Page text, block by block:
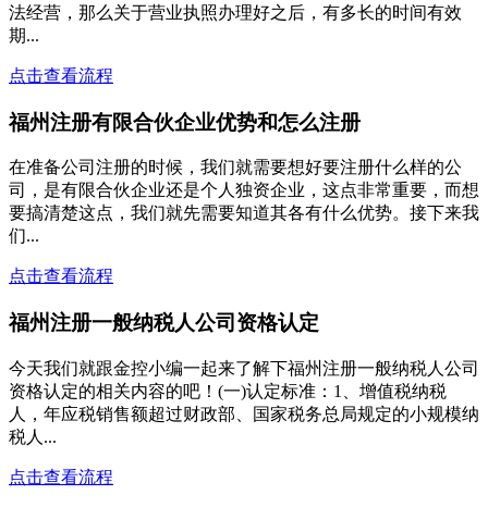
法经营，那么关于营业执照办理好之后，有多长的时间有效
期...
点击查看流程
福州注册有限合伙企业优势和怎么注册
在准备公司注册的时候，我们就需要想好要注册什么样的公
司，是有限合伙企业还是个人独资企业，这点非常重要，而想
要搞清楚这点，我们就先需要知道其各有什么优势。接下来我
们...
点击查看流程
福州注册一般纳税人公司资格认定
今天我们就跟金控小编一起来了解下福州注册一般纳税人公司
资格认定的相关内容的吧！(一)认定标准：1、增值税纳税
人，年应税销售额超过财政部、国家税务总局规定的小规模纳
税人...
点击查看流程